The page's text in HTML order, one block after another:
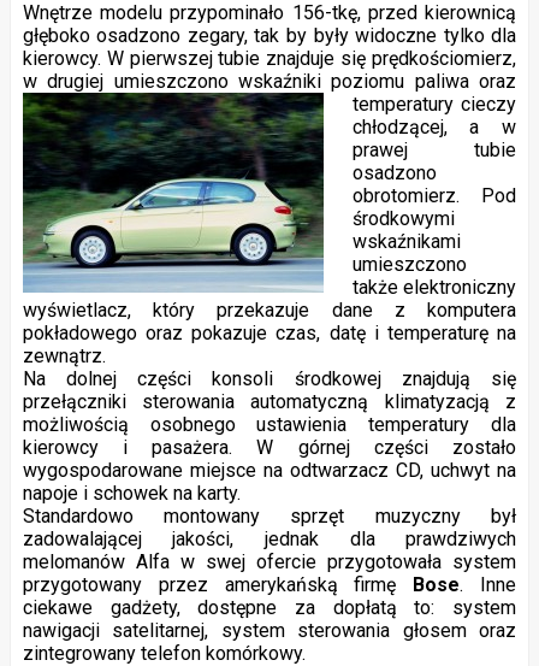
Wnętrze modelu przypominało 156-tkę, przed kierownicą
głęboko osadzono zegary, tak by były widoczne tylko dla
kierowcy. W pierwszej tubie znajduje się prędkościomierz,
w drugiej umieszczono wskaźniki poziomu paliwa oraz
temperatury cieczy
chłodzącej, a w
prawej tubie
osadzono
obrotomierz. Pod
środkowymi
wskaźnikami
umieszczono
także elektroniczny
wyświetlacz, który przekazuje dane z komputera
pokładowego oraz pokazuje czas, datę i temperaturę na
zewnątrz.
Na dolnej części konsoli środkowej znajdują się
przełączniki sterowania automatyczną klimatyzacją z
możliwością osobnego ustawienia temperatury dla
kierowcy i pasażera. W górnej części zostało
wygospodarowane miejsce na odtwarzacz CD, uchwyt na
napoje i schowek na karty.
Standardowo montowany sprzęt muzyczny był
zadowalającej jakości, jednak dla prawdziwych
melomanów Alfa w swej ofercie przygotowała system
przygotowany przez amerykańską firmę Bose. Inne
ciekawe gadżety, dostępne za dopłatą to: system
nawigacji satelitarnej, system sterowania głosem oraz
zintegrowany telefon komórkowy.